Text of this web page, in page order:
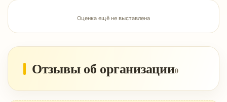
Оценка ещё не выставлена
Отзывы об организации0